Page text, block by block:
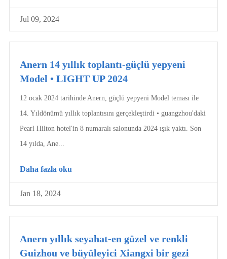
Jul 09, 2024
Anern 14 yıllık toplantı-güçlü yepyeni
Model • LIGHT UP 2024
12 ocak 2024 tarihinde Anern, güçlü yepyeni Model teması ile
14. Yıldönümü yıllık toplantısını gerçekleştirdi • guangzhou'daki
Pearl Hilton hotel'in 8 numaralı salonunda 2024 ışık yaktı. Son
14 yılda, Ane...
Daha fazla oku
Jan 18, 2024
Anern yıllık seyahat-en güzel ve renkli
Guizhou ve büyüleyici Xiangxi bir gezi